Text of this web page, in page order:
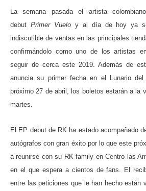
La semana pasada el artista
debut Primer Vuelo y al día de hoy ya
indiscutible de ventas en las principales
confirmándolo como uno de los artistas
seguir de cerca este 2019. Además de
anuncia su primer fecha en el Lunario del
próximo 27 de abril, los boletos estarán a la
martes.
El EP debut de RK ha estado acompañado
autógrafos con gran éxito por lo que este
a reunirse con su RK family en Centro las
en el que espera a cientos de fans.
El
entre las peticiones que le han hecho están